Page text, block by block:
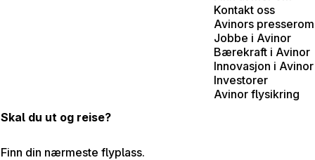
Kontakt oss
Avinors presserom
Jobbe i Avinor
Bærekraft i Avinor
Innovasjon i Avinor
Investorer
Avinor flysikring
Skal du ut og reise?
Finn din nærmeste flyplass.